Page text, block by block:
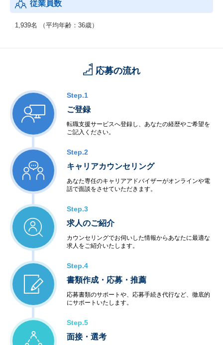
従業員数
1,939名 （平均年齢：36歳）
応募の流れ
Step.1
ご登録
転職支援サービスへ登録し、あなたの経歴やご希望を
ご記入ください。
Step.2
キャリアカウンセリング
あなた専任のキャリアアドバイザーがオンラインや電
話で面談をさせていただきます。
Step.3
求人のご紹介
カウンセリングでお伺いした情報からあなたに最適な
求人をご紹介いたします。
Step.4
書類作成・応募・推薦
応募書類のサポートや、応募手続き代行など、徹底的
にサポートいたします。
Step.5
面接・選考